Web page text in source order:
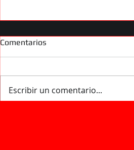
Comentarios
Escribir un comentario...